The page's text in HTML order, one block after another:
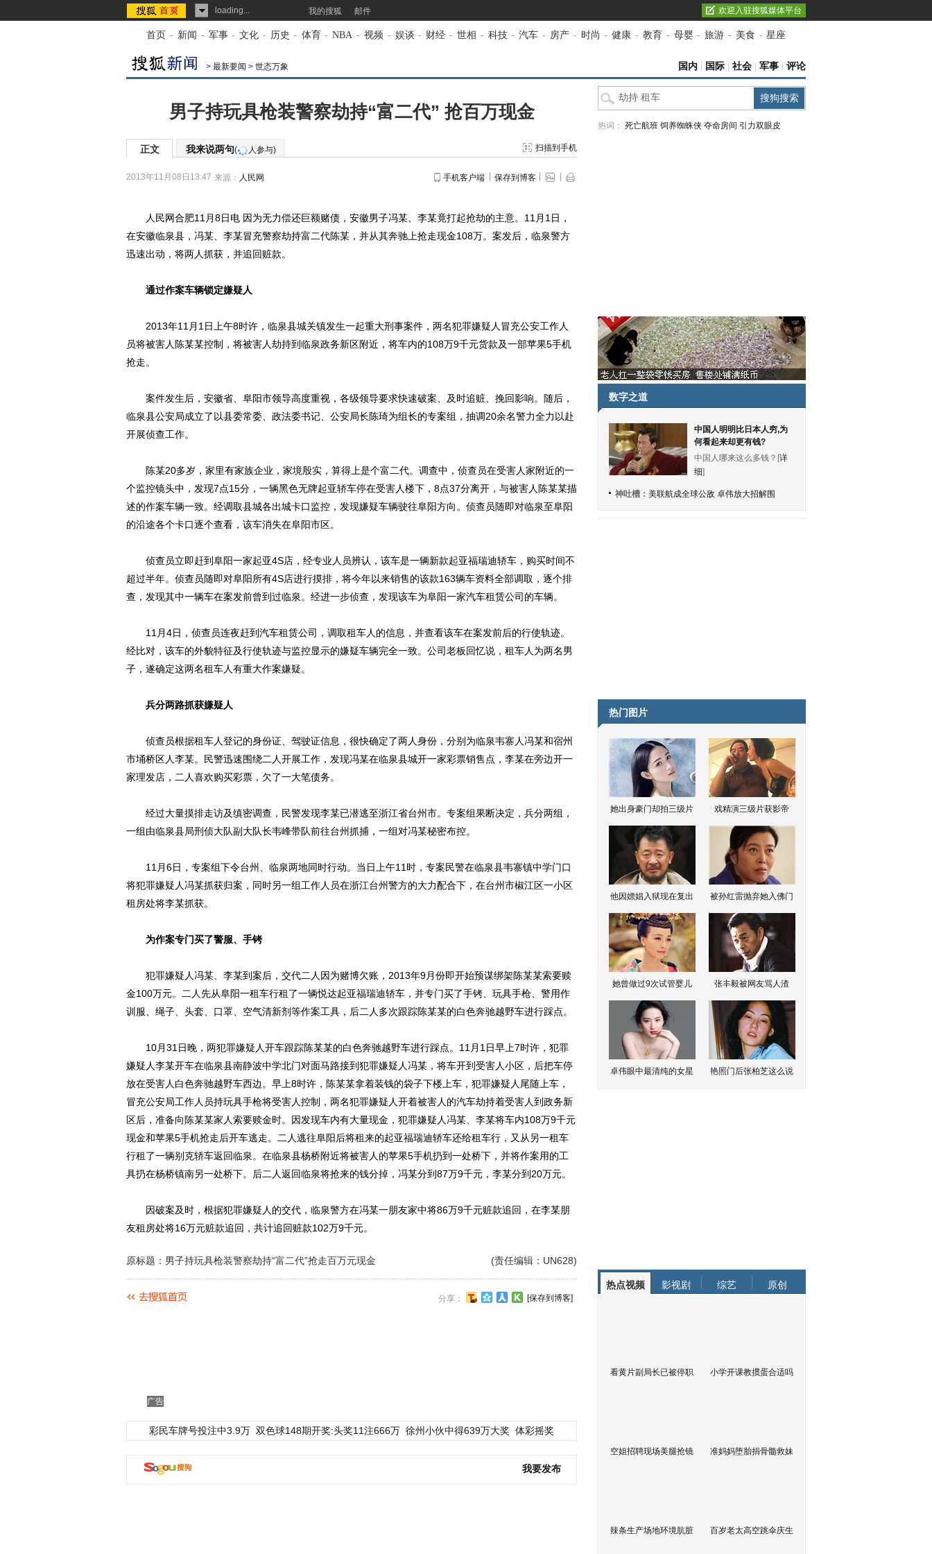
loading... 我的搜狐 邮件 欢迎入驻搜狐媒体平台
首页 - 新闻 - 军事 - 文化 - 历史 - 体育 - NBA - 视频 - 娱谈 - 财经 - 世相 - 科技 - 汽车 - 房产 - 时尚 - 健康 - 教育 - 母婴 - 旅游 - 美食 - 星座
> 最新要闻 > 世态万象 国内 国际 社会 军事 评论
男子持玩具枪装警察劫持“富二代” 抢百万现金
正文 我来说两句( 人参与) 扫描到手机
2013年11月08日13:47 来源： 人民网 手机客户端 保存到博客
人民网合肥11月8日电 因为无力偿还巨额赌债，安徽男子冯某、李某竟打起抢劫的主意。11月1日，
在安徽临泉县，冯某、李某冒充警察劫持富二代陈某，并从其奔驰上抢走现金108万。案发后，临泉警方
迅速出动，将两人抓获，并追回赃款。
通过作案车辆锁定嫌疑人
2013年11月1日上午8时许，临泉县城关镇发生一起重大刑事案件，两名犯罪嫌疑人冒充公安工作人
员将被害人陈某某控制，将被害人劫持到临泉政务新区附近，将车内的108万9千元货款及一部苹果5手机
抢走。
案件发生后，安徽省、阜阳市领导高度重视，各级领导要求快速破案、及时追赃、挽回影响。随后，
临泉县公安局成立了以县委常委、政法委书记、公安局长陈琦为组长的专案组，抽调20余名警力全力以赴
开展侦查工作。
陈某20多岁，家里有家族企业，家境殷实，算得上是个富二代。调查中，侦查员在受害人家附近的一
个监控镜头中，发现7点15分，一辆黑色无牌起亚轿车停在受害人楼下，8点37分离开，与被害人陈某某描
述的作案车辆一致。经调取县城各出城卡口监控，发现嫌疑车辆驶往阜阳方向。侦查员随即对临泉至阜阳
的沿途各个卡口逐个查看，该车消失在阜阳市区。
侦查员立即赶到阜阳一家起亚4S店，经专业人员辨认，该车是一辆新款起亚福瑞迪轿车，购买时间不
超过半年。侦查员随即对阜阳所有4S店进行摸排，将今年以来销售的该款163辆车资料全部调取，逐个排
查，发现其中一辆车在案发前曾到过临泉。经进一步侦查，发现该车为阜阳一家汽车租赁公司的车辆。
11月4日，侦查员连夜赶到汽车租赁公司，调取租车人的信息，并查看该车在案发前后的行使轨迹。
经比对，该车的外貌特征及行使轨迹与监控显示的嫌疑车辆完全一致。公司老板回忆说，租车人为两名男
子，遂确定这两名租车人有重大作案嫌疑。
兵分两路抓获嫌疑人
侦查员根据租车人登记的身份证、驾驶证信息，很快确定了两人身份，分别为临泉韦寨人冯某和宿州
市埇桥区人李某。民警迅速围绕二人开展工作，发现冯某在临泉县城开一家彩票销售点，李某在旁边开一
家理发店，二人喜欢购买彩票，欠了一大笔债务。
经过大量摸排走访及缜密调查，民警发现李某已潜逃至浙江省台州市。专案组果断决定，兵分两组，
一组由临泉县局刑侦大队副大队长韦峰带队前往台州抓捕，一组对冯某秘密布控。
11月6日，专案组下令台州、临泉两地同时行动。当日上午11时，专案民警在临泉县韦寨镇中学门口
将犯罪嫌疑人冯某抓获归案，同时另一组工作人员在浙江台州警方的大力配合下，在台州市椒江区一小区
租房处将李某抓获。
为作案专门买了警服、手铐
犯罪嫌疑人冯某、李某到案后，交代二人因为赌博欠账，2013年9月份即开始预谋绑架陈某某索要赎
金100万元。二人先从阜阳一租车行租了一辆悦达起亚福瑞迪轿车，并专门买了手铐、玩具手枪、警用作
训服、绳子、头套、口罩、空气清新剂等作案工具，后二人多次跟踪陈某某的白色奔驰越野车进行踩点。
10月31日晚，两犯罪嫌疑人开车跟踪陈某某的白色奔驰越野车进行踩点。11月1日早上7时许，犯罪
嫌疑人李某开车在临泉县南静波中学北门对面马路接到犯罪嫌疑人冯某，将车开到受害人小区，后把车停
放在受害人白色奔驰越野车西边。早上8时许，陈某某拿着装钱的袋子下楼上车，犯罪嫌疑人尾随上车，
冒充公安局工作人员持玩具手枪将受害人控制，两名犯罪嫌疑人开着被害人的汽车劫持着受害人到政务新
区后，准备向陈某某家人索要赎金时。因发现车内有大量现金，犯罪嫌疑人冯某、李某将车内108万9千元
现金和苹果5手机抢走后开车逃走。二人逃往阜阳后将租来的起亚福瑞迪轿车还给租车行，又从另一租车
行租了一辆别克轿车返回临泉。在临泉县杨桥附近将被害人的苹果5手机扔到一处桥下，并将作案用的工
具扔在杨桥镇南另一处桥下。后二人返回临泉将抢来的钱分掉，冯某分到87万9千元，李某分到20万元。
因破案及时，根据犯罪嫌疑人的交代，临泉警方在冯某一朋友家中将86万9千元赃款追回，在李某朋
友租房处将16万元赃款追回，共计追回赃款102万9千元。
(责任编辑：UN628)
原标题：男子持玩具枪装警察劫持“富二代”抢走百万元现金
分享： [保存到博客]
广告
彩民车牌号投注中3.9万 双色球148期开奖:头奖11注666万 徐州小伙中得639万大奖 体彩摇奖
我要发布
热词： 死亡航班 饲养蜘蛛侠 夺命房间 引力双眼皮
数字之道
中国人明明比日本人穷,为
何看起来却更有钱?
中国人哪来这么多钱？[详
细]
神吐槽： 美联航成全球公敌 卓伟放大招解围
热门图片
她出身豪门却拍三级片 戏精演三级片获影帝
他因嫖娼入狱现在复出 被孙红雷抛弃她入佛门
她曾做过9次试管婴儿 张丰毅被网友骂人渣
卓伟眼中最清纯的女星 艳照门后张柏芝这么说
热点视频 影视剧 综艺 原创
看黄片副局长已被停职 小学开课教掼蛋合适吗
空姐招聘现场美腿抢镜 准妈妈堕胎捐骨髓救妹
辣条生产场地环境肮脏 百岁老太高空跳伞庆生